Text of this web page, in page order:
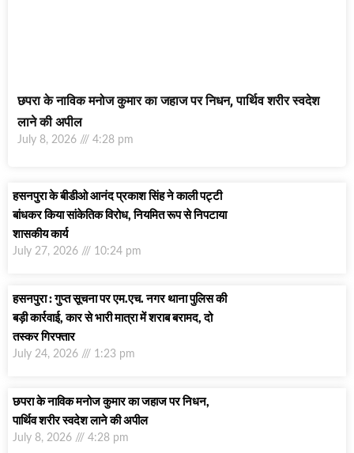
छपरा के नाविक मनोज कुमार का जहाज पर निधन, पार्थिव शरीर स्वदेश
लाने की अपील
July 8, 2026 4:28 pm
हसनपुरा के बीडीओ आनंद प्रकाश सिंह ने काली पट्टी
बांधकर किया सांकेतिक विरोध, नियमित रूप से निपटाया
शासकीय कार्य
July 27, 2026 10:24 pm
हसनपुरा : गुप्त सूचना पर एम.एच. नगर थाना पुलिस की
बड़ी कार्रवाई, कार से भारी मात्रा में शराब बरामद, दो
तस्कर गिरफ्तार
July 24, 2026 1:23 pm
छपरा के नाविक मनोज कुमार का जहाज पर निधन,
पार्थिव शरीर स्वदेश लाने की अपील
July 8, 2026 4:28 pm